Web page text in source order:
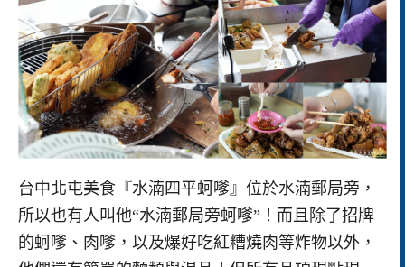
台中北屯美食『水湳四平蚵嗲』位於水湳郵局旁，
所以也有人叫他“水湳郵局旁蚵嗲”！而且除了招牌
的蚵嗲、肉嗲，以及爆好吃紅糟燒肉等炸物以外，